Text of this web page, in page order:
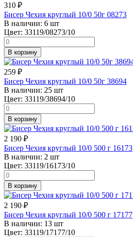
310 ₽
Бисер Чехия круглый 10/0 50г 08273
В наличии: 6 шт
Цвет: 33119/08273/10
В корзину
259 ₽
Бисер Чехия круглый 10/0 50г 38694
В наличии: 25 шт
Цвет: 33119/38694/10
В корзину
2 190 ₽
Бисер Чехия круглый 10/0 500 г 16173
В наличии: 2 шт
Цвет: 33119/16173/10
В корзину
2 190 ₽
Бисер Чехия круглый 10/0 500 г 17177
В наличии: 13 шт
Цвет: 33119/17177/10